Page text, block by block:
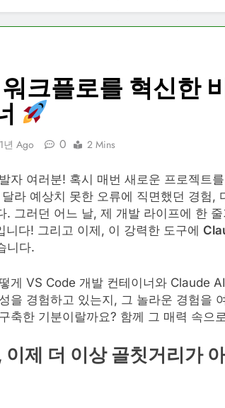
크플로를 혁신한
1년 Ago 0 2 Mins
자 여러분! 혹시 매번 새로운 프로젝트
라 예상치 못한 오류에 직면했던 경험,
. 그러던 어느 날, 제 개발 라이프에 한
니다! 그리고 이제, 이 강력한 도구에
니다.
게 VS Code 개발 컨테이너와 Claude
을 경험하고 있는지, 그 놀라운 경험을
축한 기분이랄까요? 함께 그 매력 속으
이제 더 이상 골칫거리가